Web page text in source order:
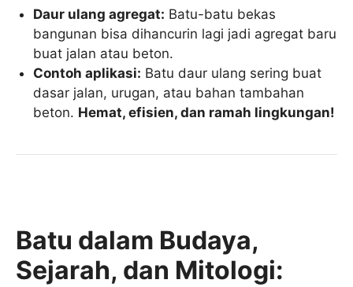
Daur ulang agregat: Batu-batu bekas
bangunan bisa dihancurin lagi jadi agregat baru
buat jalan atau beton.
Contoh aplikasi: Batu daur ulang sering buat
dasar jalan, urugan, atau bahan tambahan
beton. Hemat, efisien, dan ramah lingkungan!
Batu dalam Budaya,
Sejarah, dan Mitologi: